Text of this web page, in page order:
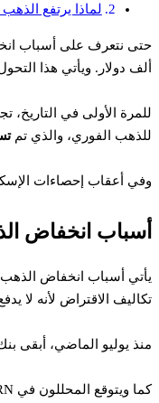
لماذا يرتفع
ألف دولار. ويأتي هذا
للذهب الفوري، والذي تم
وفي أعقاب إحصاءات
أسباب انخفاض
تكاليف الاقتراض لأنه لا
منذ يوليو الماضي، أبقى بنك الاحتياطي